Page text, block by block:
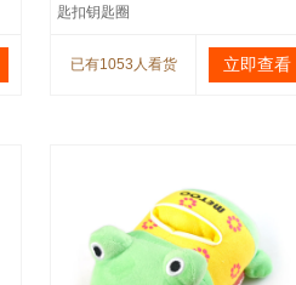
匙扣钥匙圈
已有1053人看货 立即查看